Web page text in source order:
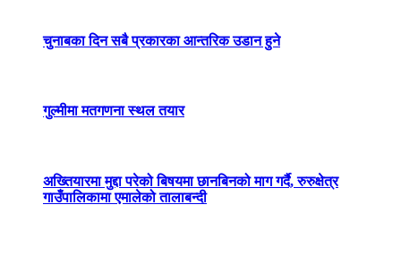
चुनाबका दिन सबै प्रकारका आन्तरिक उडान हुने
गुल्मीमा मतगणना स्थल तयार
अख्तियारमा मुद्दा परेको बिषयमा छानबिनको माग गर्दै, रुरुक्षेत्र
गाउँपालिकामा एमालेको तालाबन्दी